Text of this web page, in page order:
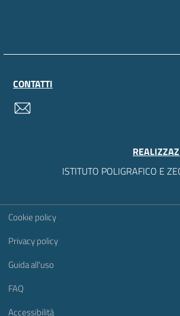
CONTATTI
ISTITUTO POLIGRAFICO E
Sezione Link Utili
Cookie policy
Privacy policy
Guida all'uso
FAQ
Accessibilità